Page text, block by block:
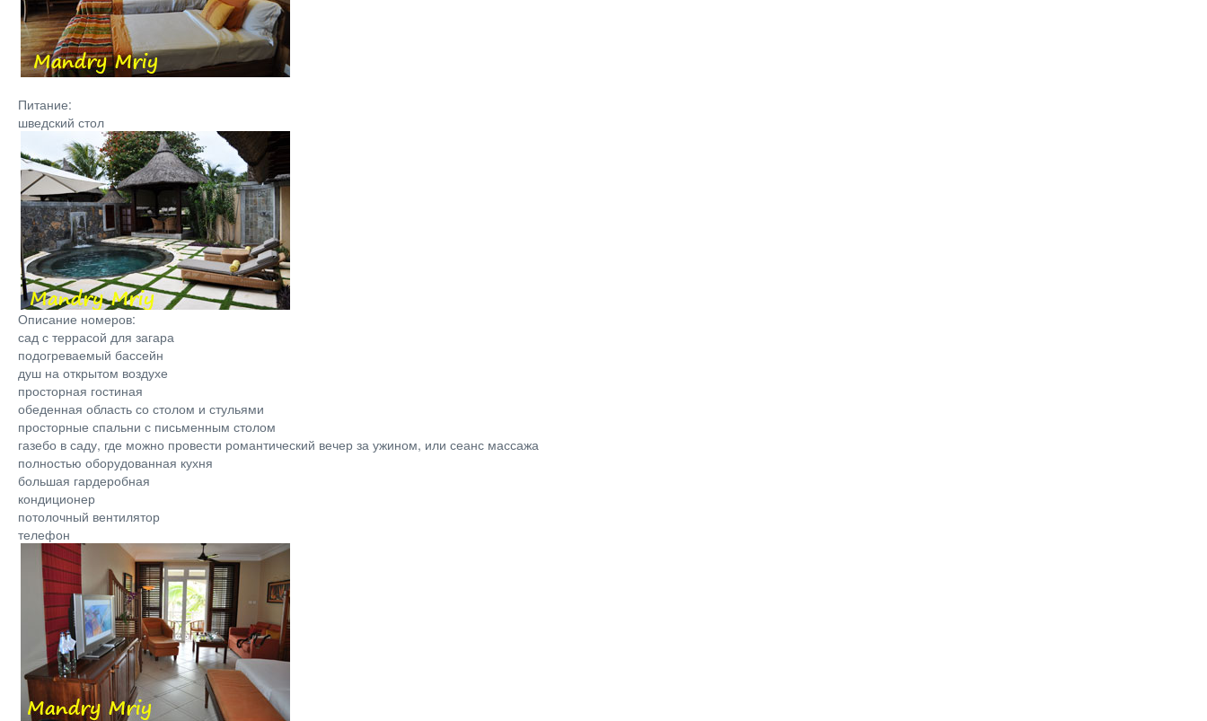
Питание:
шведский стол
Описание номеров:
сад с террасой для загара
подогреваемый бассейн
душ на открытом воздухе
просторная гостиная
обеденная область со столом и стульями
просторные спальни с письменным столом
газебо в саду, где можно провести романтический вечер за ужином, или сеанс массажа
полностью оборудованная кухня
большая гардеробная
кондиционер
потолочный вентилятор
телефон